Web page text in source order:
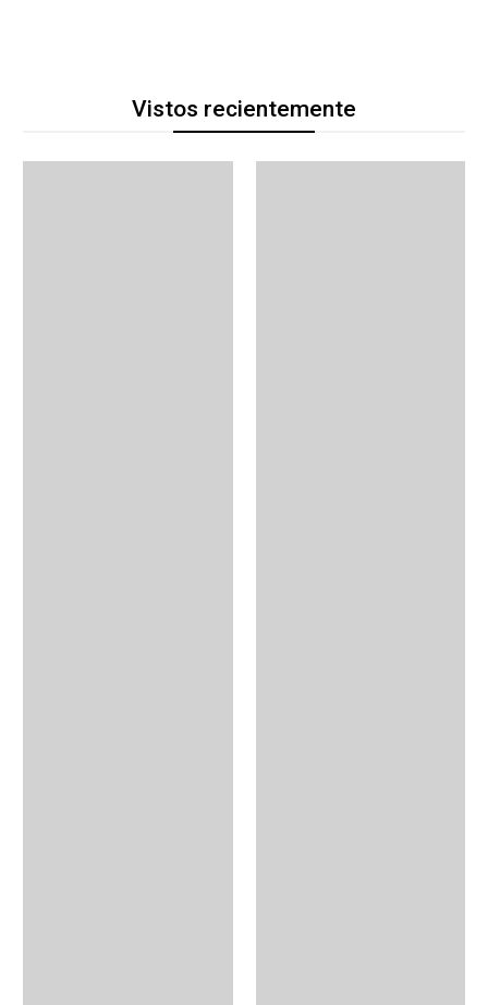
Vistos recientemente